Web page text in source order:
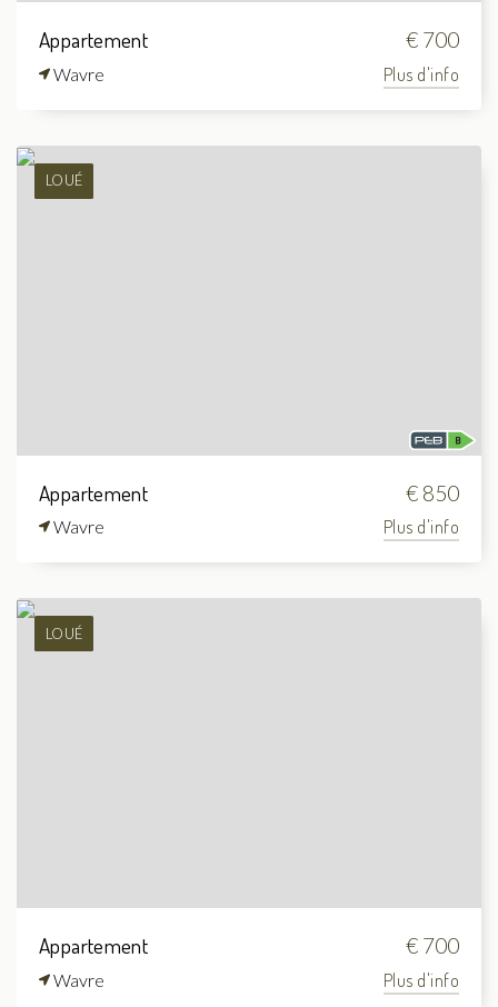
Appartement € 700
Wavre Plus d'info
LOUÉ
Appartement € 850
Wavre Plus d'info
LOUÉ
Appartement € 700
Wavre Plus d'info